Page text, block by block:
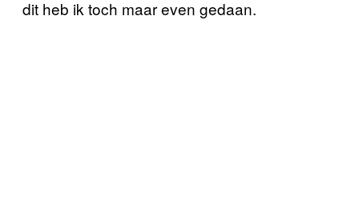
dit heb ik toch maar even gedaan.